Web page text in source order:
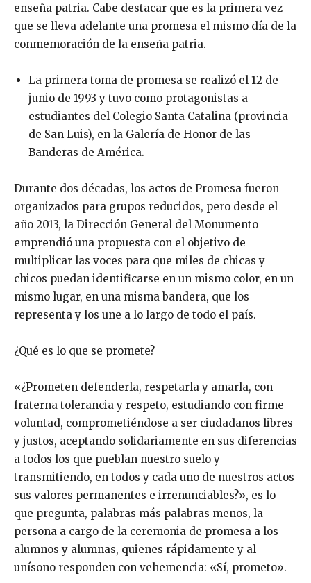
enseña patria. Cabe destacar que es la primera vez
que se lleva adelante una promesa el mismo día de la
conmemoración de la enseña patria.
La primera toma de promesa se realizó el 12 de
junio de 1993 y tuvo como protagonistas a
estudiantes del Colegio Santa Catalina (provincia
de San Luis), en la Galería de Honor de las
Banderas de América.
Durante dos décadas, los actos de Promesa fueron
organizados para grupos reducidos, pero desde el
año 2013, la Dirección General del Monumento
emprendió una propuesta con el objetivo de
multiplicar las voces para que miles de chicas y
chicos puedan identificarse en un mismo color, en un
mismo lugar, en una misma bandera, que los
representa y los une a lo largo de todo el país.
¿Qué es lo que se promete?
«¿Prometen defenderla, respetarla y amarla, con
fraterna tolerancia y respeto, estudiando con firme
voluntad, comprometiéndose a ser ciudadanos libres
y justos, aceptando solidariamente en sus diferencias
a todos los que pueblan nuestro suelo y
transmitiendo, en todos y cada uno de nuestros actos
sus valores permanentes e irrenunciables?», es lo
que pregunta, palabras más palabras menos, la
persona a cargo de la ceremonia de promesa a los
alumnos y alumnas, quienes rápidamente y al
unísono responden con vehemencia: «Sí, prometo».